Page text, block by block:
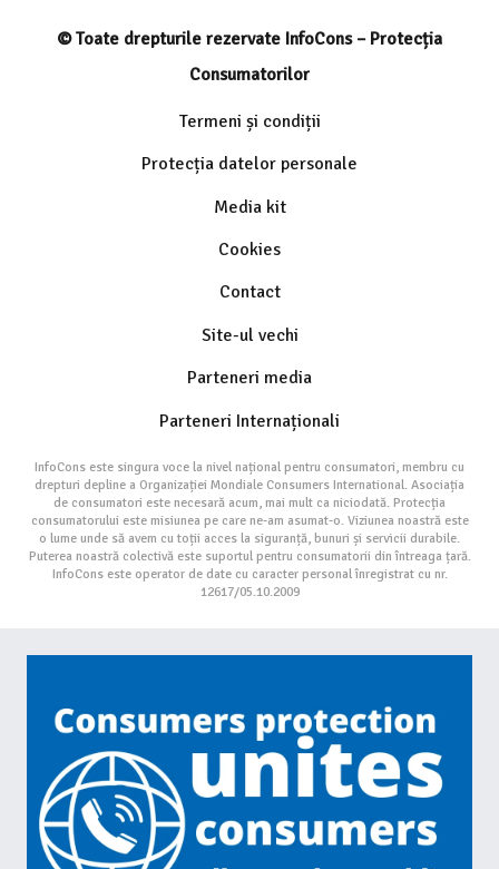
© Toate drepturile rezervate InfoCons – Protecția
Consumatorilor
Termeni și condiții
Protecția datelor personale
Media kit
Cookies
Contact
Site-ul vechi
Parteneri media
Parteneri Internaționali
InfoCons este singura voce la nivel național pentru consumatori, membru cu
drepturi depline a Organizației Mondiale Consumers International. Asociația
de consumatori este necesară acum, mai mult ca niciodată. Protecția
consumatorului este misiunea pe care ne-am asumat-o. Viziunea noastră este
o lume unde să avem cu toții acces la siguranță, bunuri și servicii durabile.
Puterea noastră colectivă este suportul pentru consumatorii din întreaga țară.
InfoCons este operator de date cu caracter personal înregistrat cu nr.
12617/05.10.2009